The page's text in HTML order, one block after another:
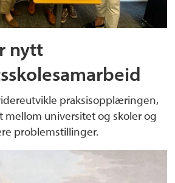
nytt
praksisopplæringen,
mellom universitet og skoler og
problemstillinger.